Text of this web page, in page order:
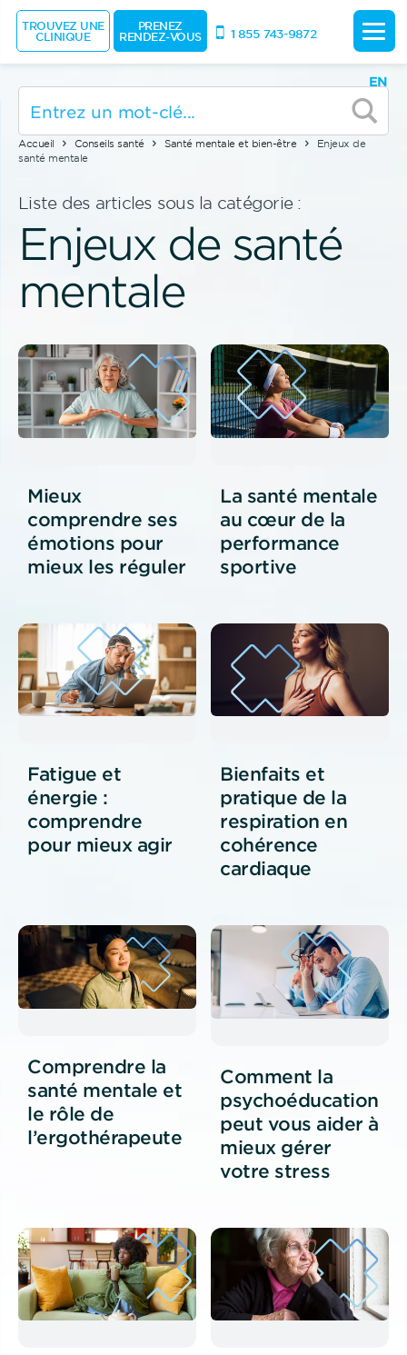
EN
Accueil Conseils santé Santé mentale et bien-être
Enjeux de
santé mentale
Liste des articles sous la catégorie :
Enjeux de santé
mentale
Mieux
comprendre ses
émotions pour
mieux les réguler
La santé mentale
au cœur de la
performance
sportive
Fatigue et
énergie :
comprendre
pour mieux agir
Bienfaits et
pratique de la
respiration en
cohérence
cardiaque
Comprendre la
santé mentale et
le rôle de
l’ergothérapeute
Comment la
psychoéducation
peut vous aider à
mieux gérer
votre stress
TROUVEZ UNE
CLINIQUE
PRENEZ
RENDEZ-VOUS 1 855 743-9872